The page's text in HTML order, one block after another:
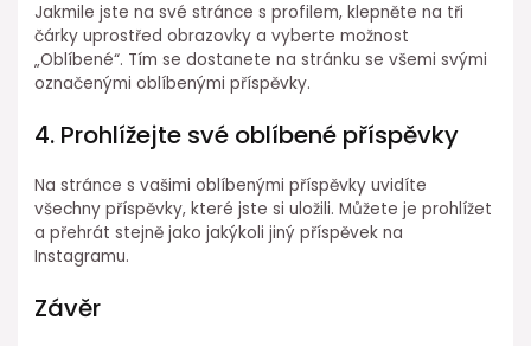
Jakmile jste na své stránce s profilem, klepněte na tři
čárky uprostřed obrazovky a vyberte možnost
„Oblíbené“. Tím se dostanete na stránku se všemi svými
označenými oblíbenými příspěvky.
4. Prohlížejte své oblíbené příspěvky
Na stránce s vašimi oblíbenými příspěvky uvidíte
všechny příspěvky, které jste si uložili. Můžete je prohlížet
a přehrát stejně jako jakýkoli jiný příspěvek na
Instagramu.
Závěr